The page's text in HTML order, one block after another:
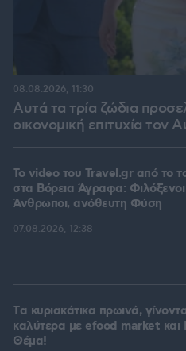
Αυτά τα τρία ζώδια
οικονομική επιτυχία τον
08.08.2026, 11:30
To video του Travel.gr από το
στα Βόρεια Άγραφα: Φιλόξενοι
Άνθρωποι, ανόθευτη Φύση
07.08.2026, 12:38
Tα κυριακάτικα πρωινά,
καλύτερα με efood market και
Θέμα!